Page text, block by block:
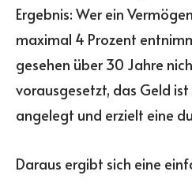
Ergebnis: Wer ein
maximal 4 Prozent
gesehen über 30 Jahre
vorausgesetzt, das Geld
angelegt und erzielt eine
Daraus ergibt sich eine